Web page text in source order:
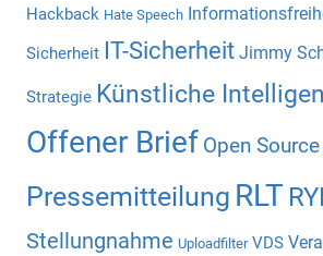
Hackback Hate Speech
Sicherheit IT-Sicherheit Jimmy
Strategie Künstliche
Offener Brief Open Source
Pressemitteilung RLT
Stellungnahme Uploadfilter VDS